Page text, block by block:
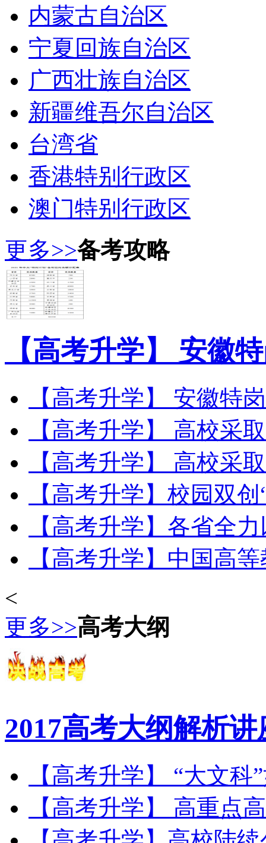
内蒙古自治区
宁夏回族自治区
广西壮族自治区
新疆维吾尔自治区
台湾省
香港特别行政区
澳门特别行政区
更多>>备考攻略
【高考升学】 安徽
【高考升学】 安徽特
【高考升学】 高校采
【高考升学】 高校采
【高考升学】校园双
【高考升学】各省全
【高考升学】中国高
<
更多>>高考大纲
2017高考大纲解析
【高考升学】 “大文
【高考升学】 高重点